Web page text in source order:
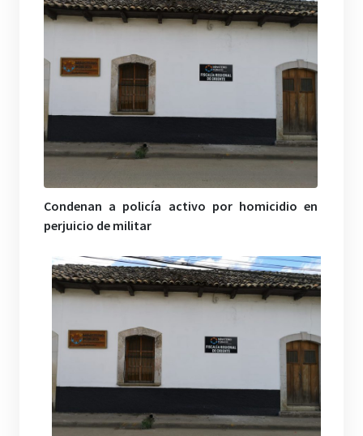
Condenan a policía activo por homicidio en
perjuicio de militar